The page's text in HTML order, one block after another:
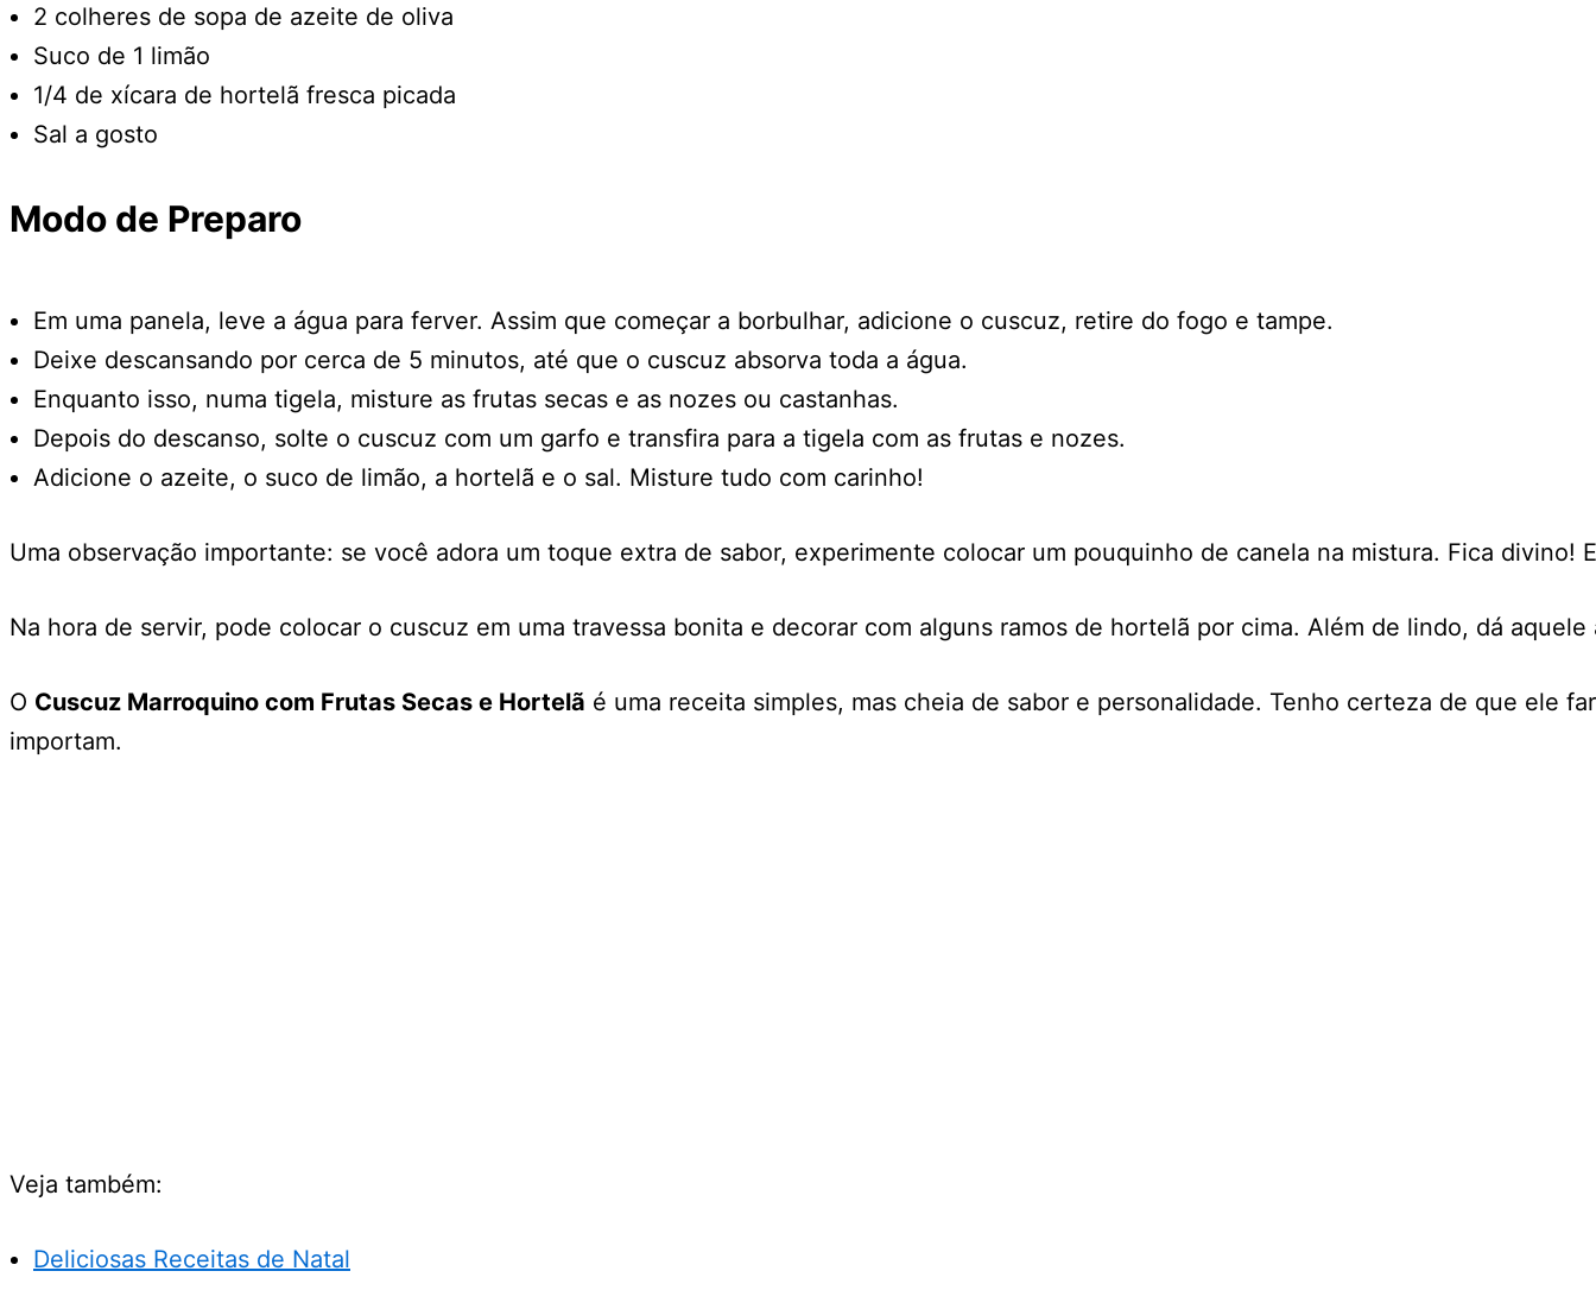
2 colheres de sopa de azeite de oliva
Suco de 1 limão
1/4 de xícara de hortelã fresca picada
Sal a gosto
Modo de Preparo
Em uma panela, leve a água para ferver. Assim que começar a borbulhar, adicione o cuscuz, retire do fogo e tampe.
Deixe descansando por cerca de 5 minutos, até que o cuscuz absorva toda a água.
Enquanto isso, numa tigela, misture as frutas secas e as nozes ou castanhas.
Depois do descanso, solte o cuscuz com um garfo e transfira para a tigela com as frutas e nozes.
Adicione o azeite, o suco de limão, a hortelã e o sal. Misture tudo com carinho!
Uma observação importante: se você adora um toque extra de sabor, experimente colocar um pouquinho de canela na mistura. Fica
Na hora de servir, pode colocar o cuscuz em uma travessa bonita e decorar com alguns ramos de hortelã por cima. Além de lindo, dá
O Cuscuz Marroquino com Frutas Secas e Hortelã é uma receita simples, mas cheia de sabor e personalidade. Tenho certeza de que ele
importam.
Veja também:
Deliciosas Receitas de Natal